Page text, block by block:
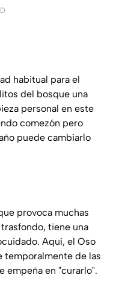
habitual para el
del bosque una
personal en este
comezón pero
puede cambiarlo
provoca muchas
tiene una
Aquí, el Oso
temporalmente de las
empeña en "curarlo".